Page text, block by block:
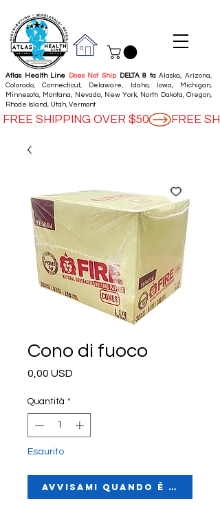
Atlas Health Line Does Not ShipDELTA 8 to: Alaska, Arizona,
Colorado, Connecticut, Delaware, Idaho, Iowa, Michigan,
Minnesota, Montana, Nevada, New York, North Dakota, Oregon,
Rhode Island, Utah, Vermont
FREE SHIPPING OVER $50
Cono di fuoco
0,00 USD
Quantità *
Esaurito
Avvisami quando è